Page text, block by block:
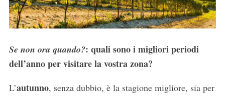
Se non ora quando?: quali sono i migliori periodi
dell’anno per visitare la vostra zona?
L’autunno, senza dubbio, è la stagione migliore, sia per